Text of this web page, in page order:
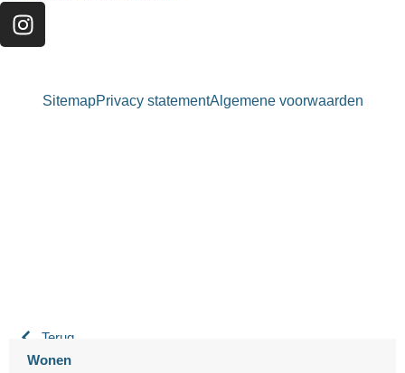
SitemapPrivacy statementAlgemene voorwaarden
Terug
Wonen